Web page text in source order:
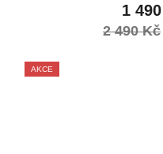
1
2 490 Kč
AKCE